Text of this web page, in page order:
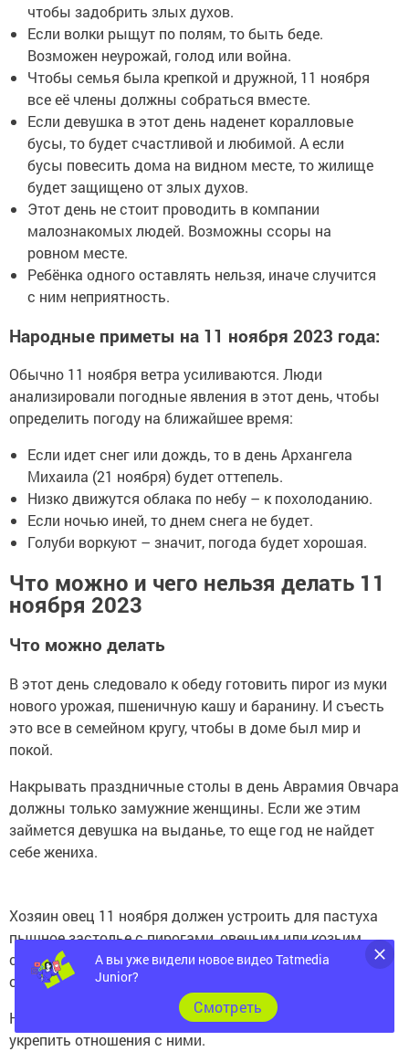
чтобы задобрить злых духов.
Если волки рыщут по полям, то быть беде.
Возможен неурожай, голод или война.
Чтобы семья была крепкой и дружной, 11 ноября
все её члены должны собраться вместе.
Если девушка в этот день наденет коралловые
бусы, то будет счастливой и любимой. А если
бусы повесить дома на видном месте, то жилище
будет защищено от злых духов.
Этот день не стоит проводить в компании
малознакомых людей. Возможны ссоры на
ровном месте.
Ребёнка одного оставлять нельзя, иначе случится
с ним неприятность.
Народные приметы на 11 ноября 2023 года:
Обычно 11 ноября ветра усиливаются. Люди
анализировали погодные явления в этот день, чтобы
определить погоду на ближайшее время:
Если идет снег или дождь, то в день Архангела
Михаила (21 ноября) будет оттепель.
Низко движутся облака по небу – к похолоданию.
Если ночью иней, то днем снега не будет.
Голуби воркуют – значит, погода будет хорошая.
Что можно и чего нельзя делать 11
ноября 2023
Что можно делать
В этот день следовало к обеду готовить пирог из муки
нового урожая, пшеничную кашу и баранину. И съесть
это все в семейном кругу, чтобы в доме был мир и
покой.
Накрывать праздничные столы в день Аврамия Овчара
должны только замужние женщины. Если же этим
займется девушка на выданье, то еще год не найдет
себе жениха.
Хозяин овец 11 ноября должен устроить для пастуха
пышное застолье с пирогами, овечьим или козьим
сыром, а также сделать ему денежный подарок. Тогда
овцы будут целыми и невредимыми.
Нужно уделить время своим супругам и детям, чтобы
укрепить отношения с ними.
А вы уже видели новое видео Tatmedia
Junior?
Cмотреть